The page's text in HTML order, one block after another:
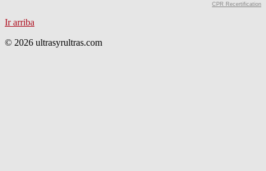
CPR Recertification
Ir arriba
© 2026 ultrasyrultras.com